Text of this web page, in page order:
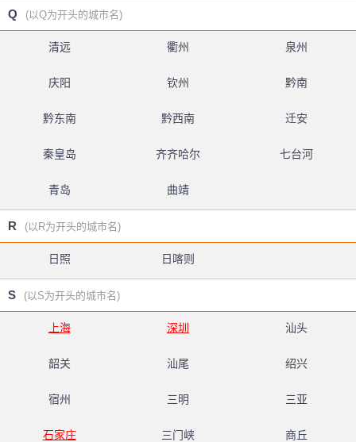
Q (以Q为开头的城市名)
清远 衢州 泉州
庆阳 钦州 黔南
黔东南 黔西南 迁安
秦皇岛 齐齐哈尔 七台河
青岛 曲靖
R (以R为开头的城市名)
日照 日喀则
S (以S为开头的城市名)
上海 深圳 汕头
韶关 汕尾 绍兴
宿州 三明 三亚
石家庄 三门峡 商丘